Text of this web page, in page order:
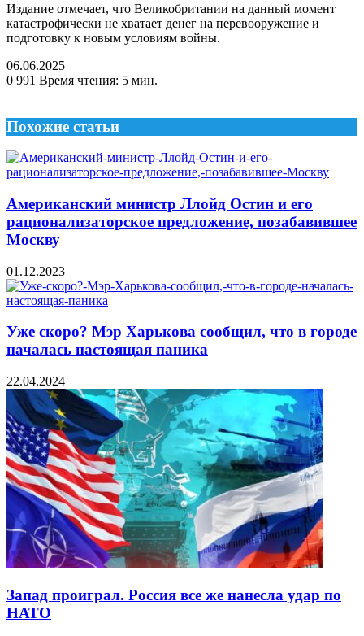
Издание отмечает, что Великобритании на данный момент
катастрофически не хватает денег на перевооружение и
подготовку к новым условиям войны.
06.06.2025
0 991 Время чтения: 5 мин.
Похожие статьи
Американский министр Ллойд Остин и его
рационализаторское предложение, позабавившее
Москву
01.12.2023
Уже скоро? Мэр Харькова сообщил, что в городе
началась настоящая паника
22.04.2024
Запад проиграл. Россия все же нанесла удар по
НАТО